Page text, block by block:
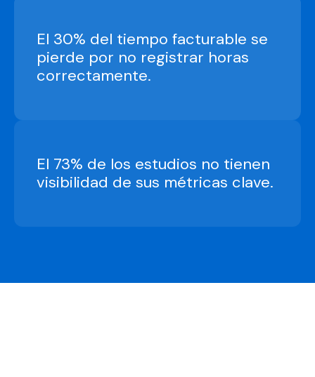
El 30% del tiempo facturable se
pierde por no registrar horas
correctamente.
El 73% de los estudios no tienen
visibilidad de sus métricas clave.